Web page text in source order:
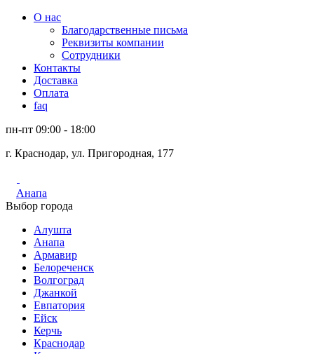
О нас
Благодарственные письма
Реквизиты компании
Сотрудники
Контакты
Доставка
Оплата
faq
пн-пт 09:00 - 18:00
г. Краснодар, ул. Пригородная, 177
Анапа
Выбор города
Алушта
Анапа
Армавир
Белореченск
Волгоград
Джанкой
Евпатория
Ейск
Керчь
Краснодар